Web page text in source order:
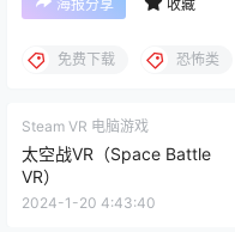
海报分享 收藏
免费下载 恐怖类
Steam VR 电脑游戏
太空战VR（Space Battle
VR）
2024-1-20 4:43:40